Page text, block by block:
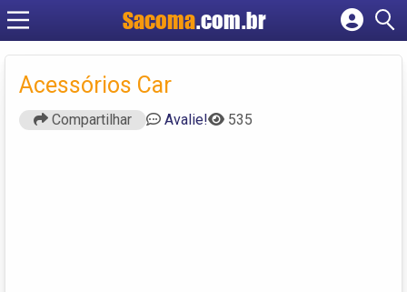
Sacoma.com.br
Cadastrar empresa
Acessórios Car
Compartilhar Avalie! 535